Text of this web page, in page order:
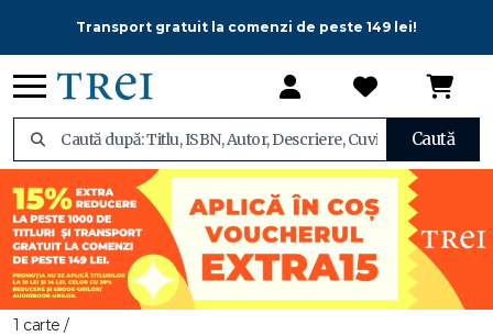
Transport gratuit la comenzi de peste 149 lei!
Caută
1 carte /